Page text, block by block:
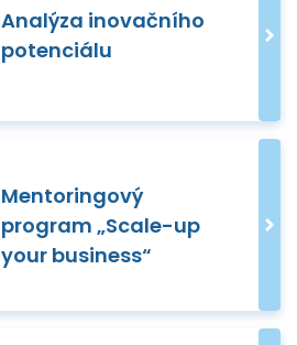
Analýza inovačního
potenciálu
Mentoringový
program „Scale-up
your business“